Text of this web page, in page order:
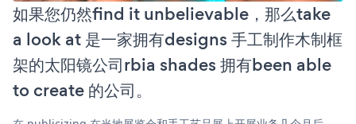
如果您仍然find it unbelievable，那么take
a look at 是一家拥有designs 手工制作木制框
架的太阳镜公司rbia shades 拥有been able
to create 的公司。